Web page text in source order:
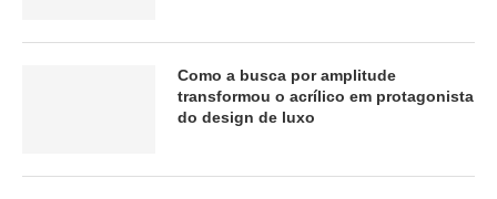
Como a busca por amplitude
transformou o acrílico em protagonista
do design de luxo